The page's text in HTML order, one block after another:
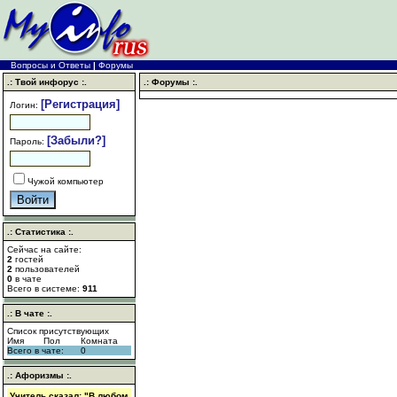
Вопросы и Ответы | Форумы
.: Твой инфорус :.
Логин: [Регистрация]
Пароль: [Забыли?]
Чужой компьютер
.: Статистика :.
Сейчас на сайте:
2 гостей
2 пользователей
0 в чате
Всего в системе: 911
.: В чате :.
Список присутствующих
Имя
Пол
Комната
Всего в чате:
0
.: Афоризмы :.
.: Форумы :.